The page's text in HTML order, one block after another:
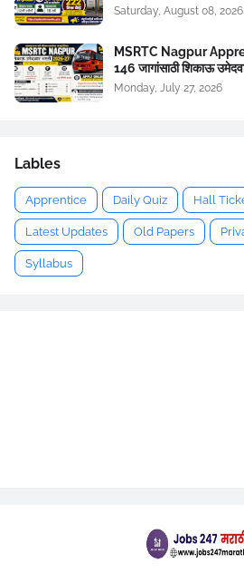
Saturday, August 08, 2026
MSRTC Nagpur
146 जागांसाठी शिकाऊ
Monday, July 27, 2026
Lables
Apprentice Daily Quiz Hall
Latest Updates Old Papers
Syllabus